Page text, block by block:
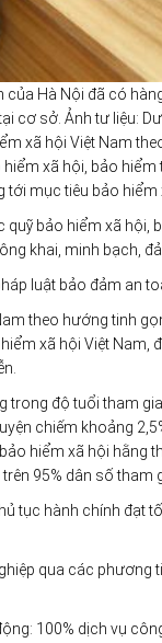
Hà Nội đã có
cơ sở. Ảnh tư liệu:
xã hội Việt Nam
xã hội, bảo
mục tiêu bảo
bảo hiểm xã hội,
khai, minh bạch,
luật bảo đảm an
theo hướng tinh
xã hội Việt
trong độ tuổi tham
chiếm khoảng
hiểm xã hội hằng
95% dân số tham
tục hành chính đạt
qua các phương
100% dịch vụ